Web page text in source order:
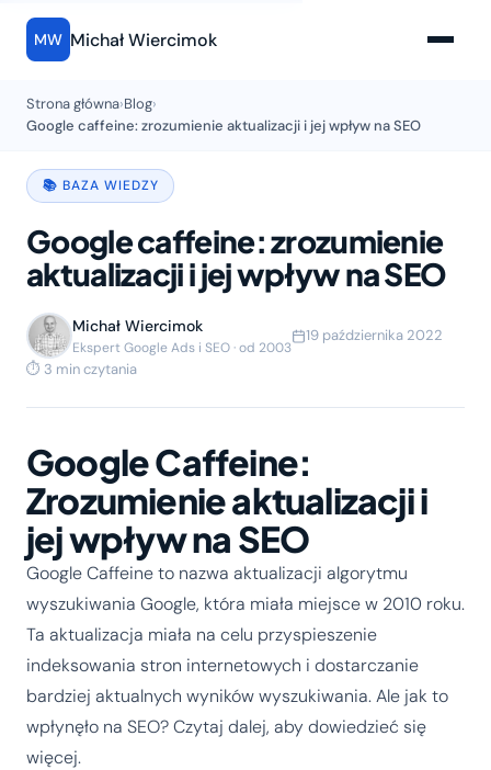
MW Michał Wiercimok
Strona główna›Blog›
Google caffeine: zrozumienie aktualizacji i jej wpływ na SEO
📚 BAZA WIEDZY
Google caffeine: zrozumienie
aktualizacji i jej wpływ na SEO
Michał Wiercimok
Ekspert Google Ads i SEO · od 2003
19 października 2022
⏱ 3 min czytania
Google Caffeine:
Zrozumienie aktualizacji i
jej wpływ na SEO
Google Caffeine to nazwa aktualizacji algorytmu
wyszukiwania Google, która miała miejsce w 2010 roku.
Ta aktualizacja miała na celu przyspieszenie
indeksowania stron internetowych i dostarczanie
bardziej aktualnych wyników wyszukiwania. Ale jak to
wpłynęło na SEO? Czytaj dalej, aby dowiedzieć się
więcej.